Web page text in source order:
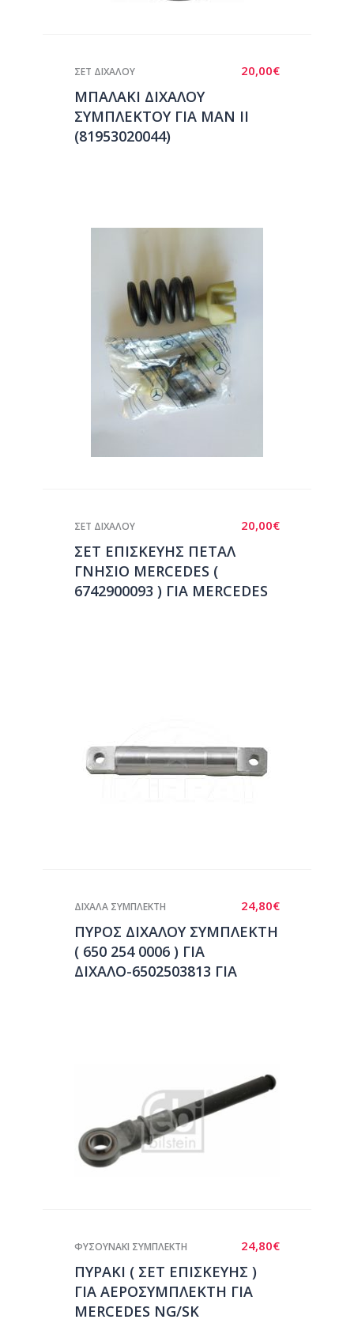
20,00€
ΣΕΤ ΔΙΧΑΛΟΥ
ΜΠΑΛΑΚΙ ΔΙΧΑΛΟΥ
ΣΥΜΠΛΕΚΤΟΥ ΓΙΑ ΜΑΝ ΙΙ
(81953020044)
20,00€
ΣΕΤ ΔΙΧΑΛΟΥ
ΣΕΤ ΕΠΙΣΚΕΥΗΣ ΠΕΤΑΛ
ΓΝΗΣΙΟ MERCEDES (
6742900093 ) ΓΙΑ MERCEDES
24,80€
ΔΙΧΑΛΑ ΣΥΜΠΛΕΚΤΗ
ΠΥΡΟΣ ΔΙΧΑΛΟΥ ΣΥΜΠΛΕΚΤΗ
( 650 254 0006 ) ΓΙΑ
ΔΙΧΑΛΟ-6502503813 ΓΙΑ
24,80€
ΦΥΣΟΥΝΑΚΙ ΣΥΜΠΛΕΚΤΗ
ΠΥΡΑΚΙ ( ΣΕΤ ΕΠΙΣΚΕΥΗΣ )
ΓΙΑ ΑΕΡΟΣΥΜΠΛΕΚΤΗ ΓΙΑ
MERCEDES NG/SK